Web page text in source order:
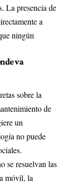
La presencia de
a
ningún
va
sobre la
de
un
no puede
se resuelvan las
móvil, la